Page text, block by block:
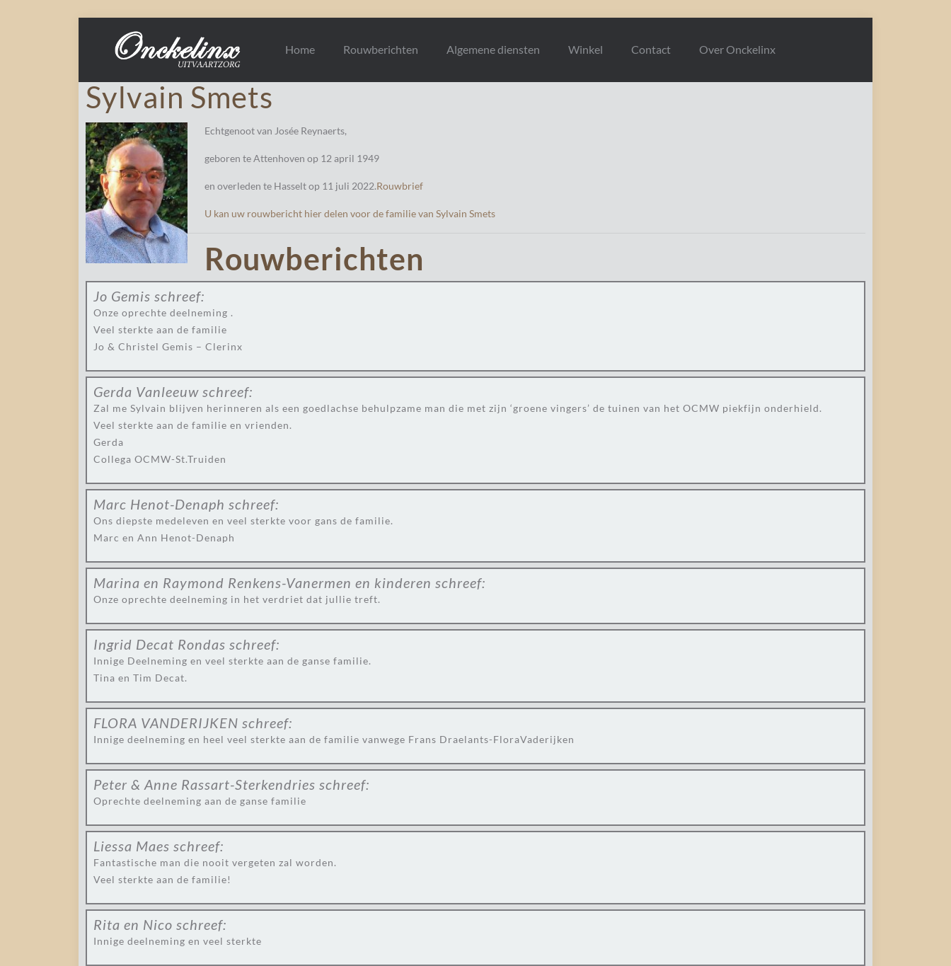
Home Rouwberichten Algemene diensten Winkel Contact Over Onckelinx
Sylvain Smets
Echtgenoot van Josée Reynaerts,
geboren te Attenhoven op 12 april 1949
en overleden te Hasselt op 11 juli 2022.Rouwbrief
U kan uw rouwbericht hier delen voor de familie van Sylvain Smets
Rouwberichten
Jo Gemis schreef:
Onze oprechte deelneming .
Veel sterkte aan de familie
Jo & Christel Gemis – Clerinx
Gerda Vanleeuw schreef:
Zal me Sylvain blijven herinneren als een goedlachse behulpzame man die met zijn ‘groene vingers’ de tuinen van het OCMW piekfijn onderhield.
Veel sterkte aan de familie en vrienden.
Gerda
Collega OCMW-St.Truiden
Marc Henot-Denaph schreef:
Ons diepste medeleven en veel sterkte voor gans de familie.
Marc en Ann Henot-Denaph
Marina en Raymond Renkens-Vanermen en kinderen schreef:
Onze oprechte deelneming in het verdriet dat jullie treft.
Ingrid Decat Rondas schreef:
Innige Deelneming en veel sterkte aan de ganse familie.
Tina en Tim Decat.
FLORA VANDERIJKEN schreef:
Innige deelneming en heel veel sterkte aan de familie vanwege Frans Draelants-FloraVaderijken
Peter & Anne Rassart-Sterkendries schreef:
Oprechte deelneming aan de ganse familie
Liessa Maes schreef:
Fantastische man die nooit vergeten zal worden.
Veel sterkte aan de familie!
Rita en Nico schreef:
Innige deelneming en veel sterkte